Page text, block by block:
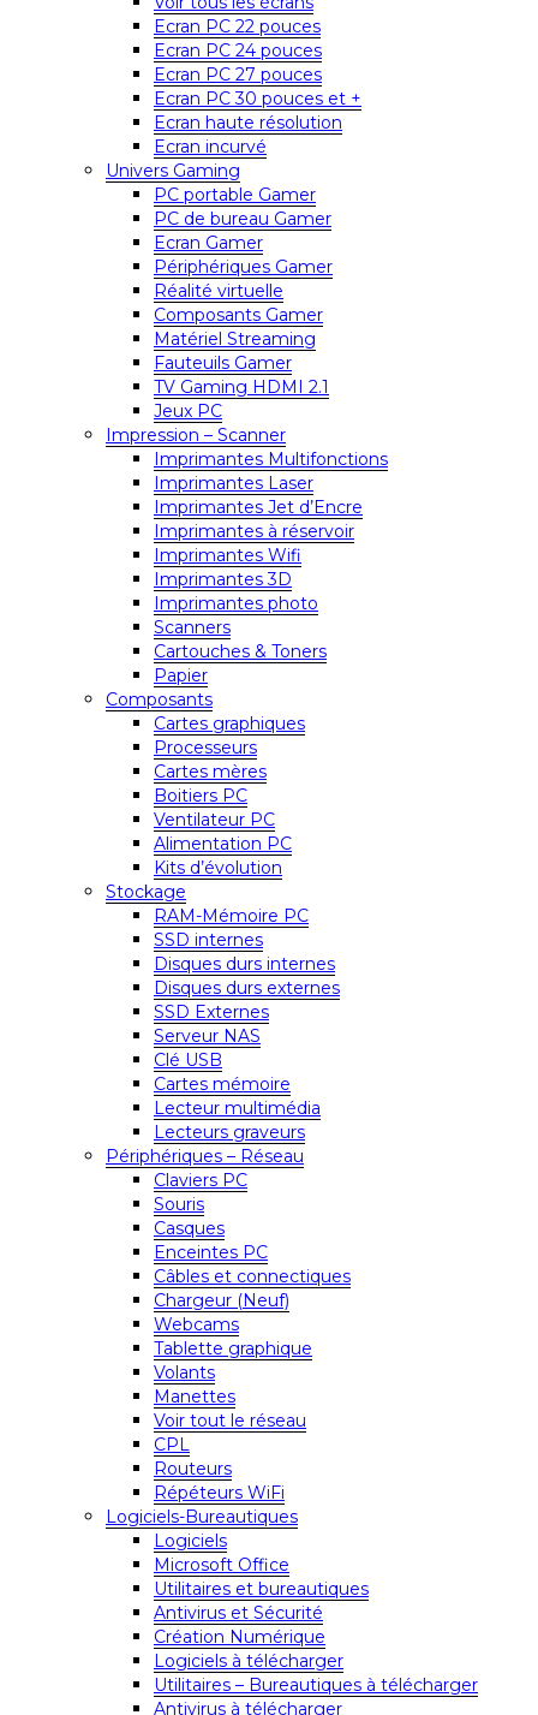
Ecran PC 22 pouces
Ecran PC 24 pouces
Ecran PC 27 pouces
Ecran PC 30 pouces et +
Ecran haute résolution
Ecran incurvé
Univers Gaming
PC portable Gamer
PC de bureau Gamer
Ecran Gamer
Périphériques Gamer
Réalité virtuelle
Composants Gamer
Matériel Streaming
Fauteuils Gamer
TV Gaming HDMI 2.1
Jeux PC
Impression – Scanner
Imprimantes Multifonctions
Imprimantes Laser
Imprimantes Jet d’Encre
Imprimantes à réservoir
Imprimantes Wifi
Imprimantes 3D
Imprimantes photo
Scanners
Cartouches & Toners
Papier
Composants
Cartes graphiques
Processeurs
Cartes mères
Boitiers PC
Ventilateur PC
Alimentation PC
Kits d’évolution
Stockage
RAM-Mémoire PC
SSD internes
Disques durs internes
Disques durs externes
SSD Externes
Serveur NAS
Clé USB
Cartes mémoire
Lecteur multimédia
Lecteurs graveurs
Périphériques – Réseau
Claviers PC
Souris
Casques
Enceintes PC
Câbles et connectiques
Chargeur (Neuf)
Webcams
Tablette graphique
Volants
Manettes
Voir tout le réseau
CPL
Routeurs
Répéteurs WiFi
Logiciels-Bureautiques
Logiciels
Microsoft Office
Utilitaires et bureautiques
Antivirus et Sécurité
Création Numérique
Logiciels à télécharger
Utilitaires – Bureautiques à télécharger
Antivirus à télécharger